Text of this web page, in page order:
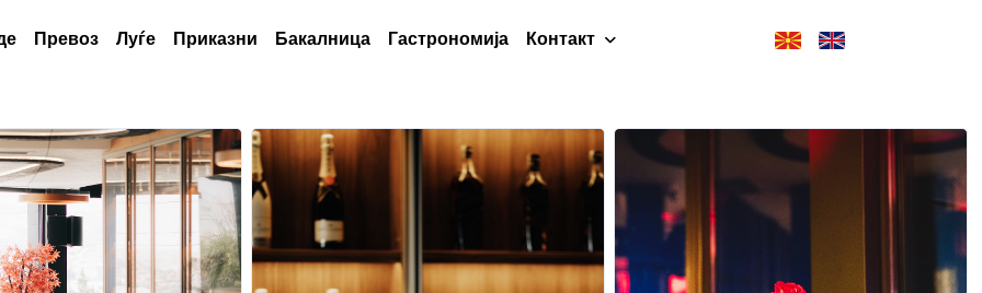
Превоз Луѓе Приказни Бакалница Гастрономија Контакт